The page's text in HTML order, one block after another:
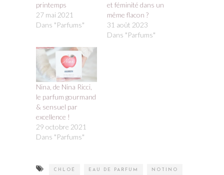
printemps
27 mai 2021
Dans "Parfums"
et féminité dans un
même flacon ?
31 août 2023
Dans "Parfums"
Nina, de Nina Ricci,
le parfum gourmand
& sensuel par
excellence !
29 octobre 2021
Dans "Parfums"
CHLOÉ EAU DE PARFUM NOTINO